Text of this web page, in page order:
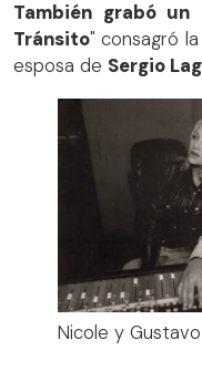
También grabó
Tránsito" consagró
esposa de Sergio
Nicole y